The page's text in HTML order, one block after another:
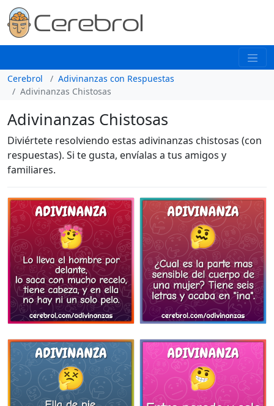
Cerebrol
Adivinanzas con Respuestas
Adivinanzas Chistosas
Adivinanzas Chistosas
Diviértete resolviendo estas adivinanzas chistosas (con
respuestas). Si te gusta, envíalas a tus amigos y
familiares.